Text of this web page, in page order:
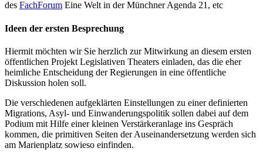
des FachForum Eine Welt in der Münchner Agenda 21, etc
Ideen der ersten Besprechung
Hiermit möchten wir Sie herzlich zur Mitwirkung an diesem ersten
öffentlichen Projekt Legislativen Theaters einladen, das die eher
heimliche Entscheidung der Regierungen in eine öffentliche
Diskussion holen soll.
Die verschiedenen aufgeklärten Einstellungen zu einer definierten
Migrations, Asyl- und Einwanderungspolitik sollen dabei auf dem
Podium mit Hilfe einer kleinen Verstärkeranlage ins Gespräch
kommen, die primitiven Seiten der Auseinandersetzung werden sich
am Marienplatz sowieso einfinden.